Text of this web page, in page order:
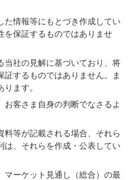
た情報等にもとづき作成してい
を保証するものではありませ
当社の見解に基づいており、将
するものではありません。ま
ます。
客さま自身の判断でなさるよ
料等が記載される場合、それら
は、それらを作成・公表してい
マーケット見通し（総合）の最